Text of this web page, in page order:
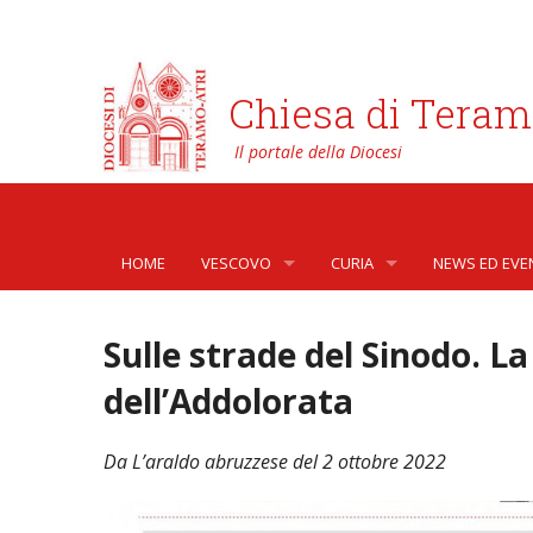
Chiesa di
HOME VESCOVO
LO STEMMA
CURIA
SETTORI DELLA VITA
AFFARI
NEWS ED
Sulle strade del Sinodo.
dell’Addolorata
Da L’araldo abruzzese del 2 ottobre 2022